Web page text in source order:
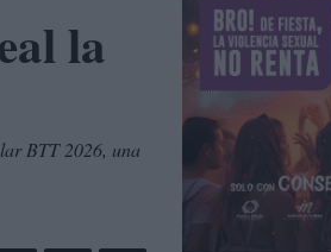
la
BTT 2026, una